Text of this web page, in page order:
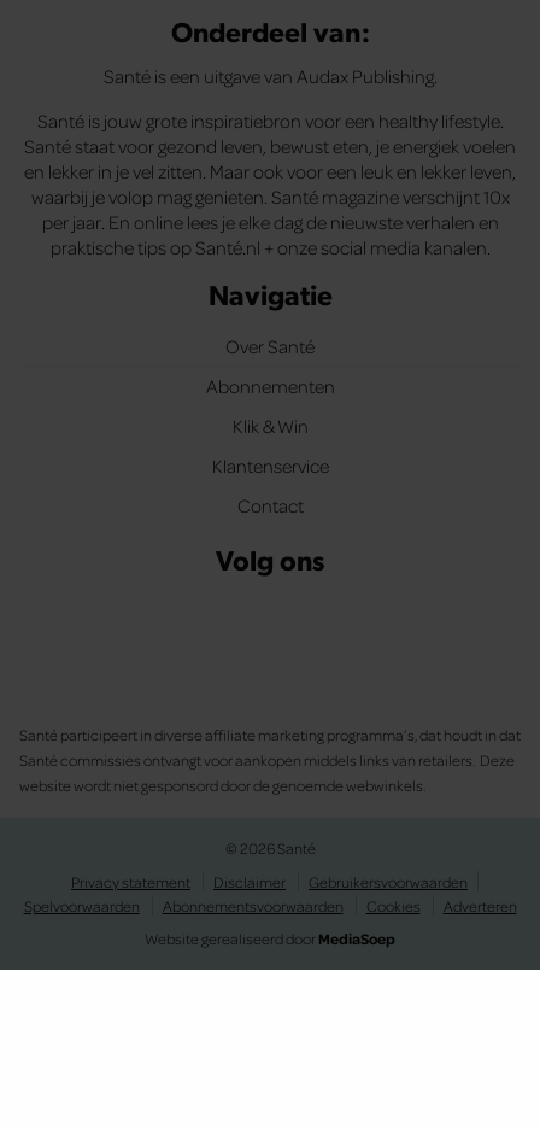
Onderdeel van:
Santé is een uitgave van Audax Publishing.
Santé is jouw grote inspiratiebron voor een healthy lifestyle.
Santé staat voor gezond leven, bewust eten, je energiek voelen
en lekker in je vel zitten. Maar ook voor een leuk en lekker leven,
waarbij je volop mag genieten. Santé magazine verschijnt 10x
per jaar. En online lees je elke dag de nieuwste verhalen en
praktische tips op Santé.nl + onze social media kanalen.
Navigatie
Over Santé
Abonnementen
Klik & Win
Klantenservice
Contact
Volg ons
Santé participeert in diverse affiliate marketing programma’s, dat houdt in dat
Santé commissies ontvangt voor aankopen middels links van retailers. Deze
website wordt niet gesponsord door de genoemde webwinkels.
© 2026 Santé
Privacy statement
Disclaimer
Gebruikersvoorwaarden
Spelvoorwaarden
Abonnementsvoorwaarden Cookies
Adverteren
Website gerealiseerd doorMediaSoep